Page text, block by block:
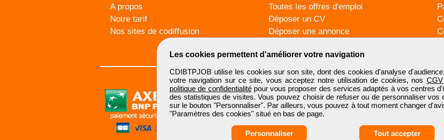
Les cookies permettent d'améliorer votre navigation
CDIBTPJOB utilise les cookies sur son site, dont des cookies d'analyse
votre navigation sur ce site, vous acceptez notre utilisation de cookies, nos
politique de confidentialitépour vous proposer des services adaptés à vos centres
des statistiques de visites. Vous pouvez choisir de refuser ou de personnaliser vos
sur le bouton "Personnaliser". Par ailleurs, vous pouvez à tout moment changer
"Paramètres des cookies" situé en bas de page.
Personnaliser Tout accepter
A propos
Notre tarif
Nos sites de codiffusion
Toutes les offres d'emploi
Déposer un CV
Déposer une annonce